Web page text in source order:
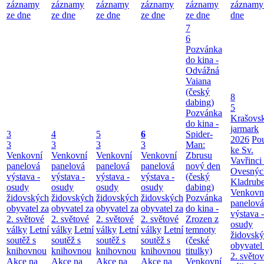
záznamy
ze dne
záznamy
ze dne
záznamy
ze dne
záznamy
ze dne
záznamy
ze dne
dne
3
3
Venkovní
panelová
výstava -
osudy
židovských
obyvatel za
2. světové
války Letní
soutěž s
knihovnou
Akce na
4
3
Venkovní
panelová
výstava -
osudy
židovských
obyvatel za
2. světové
války Letní
soutěž s
knihovnou
Akce na
5
3
Venkovní
panelová
výstava -
osudy
židovských
obyvatel za
2. světové
války Letní
soutěž s
knihovnou
Akce na
6
3
Venkovní
panelová
výstava -
osudy
židovských
obyvatel za
2. světové
války Letní
soutěž s
knihovnou
Akce na
7
6
Pozvánka
do kina -
Odvážná
Vaiana
(český
dabing)
Pozvánka
do kina -
Spider-
Man:
Zbrusu
nový den
(český
dabing)
Pozvánka
do kina -
Zrozen z
temnoty
(české
titulky)
Venkovní
8
5
jarmark
2026
ke Sv.
Vavřinci
panelová
výstava -
osudy
obyvatel
2.